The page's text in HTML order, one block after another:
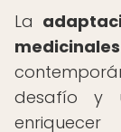
La
medicinales
desafío y